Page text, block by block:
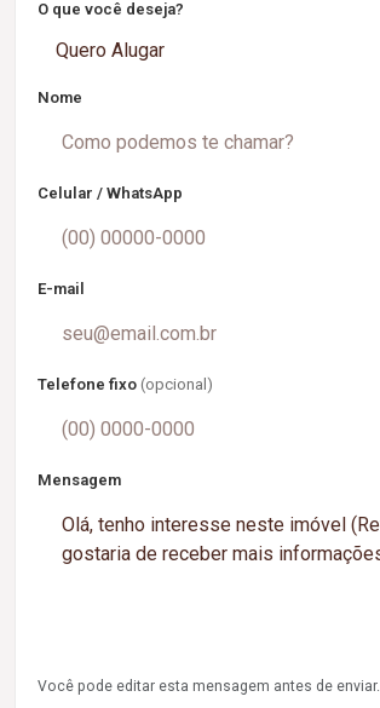
O que você deseja?
Quero Alugar
Nome
Celular / WhatsApp
E-mail
Telefone fixo (opcional)
Mensagem
Você pode editar esta mensagem antes de enviar.